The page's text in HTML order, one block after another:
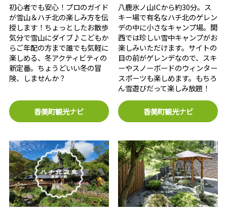
初心者でも安心！プロのガイド
が雪山＆ハチ北の楽しみ方を伝
授します！ちょっとしたお散歩
気分で雪山にダイブ♪こどもか
らご年配の方まで誰でも気軽に
楽しめる、冬アクティビティの
新定番。ちょうどいい冬の冒
険、しませんか？
香美町観光ナビ
八鹿氷ノ山ICから約30分。ス
キー場で有名なハチ北のゲレン
デの中に小さなキャンプ場。関
西では珍しい雪中キャンプがお
楽しみいただけます。サイトの
目の前がゲレンデなので、スキ
ーやスノーボードのウィンター
スポーツも楽しめます。もちろ
ん雪遊びだって楽しみ放題！
香美町観光ナビ